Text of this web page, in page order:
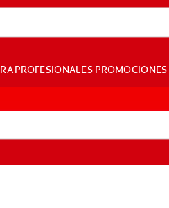
PROFESIONALES PROMOCIONES